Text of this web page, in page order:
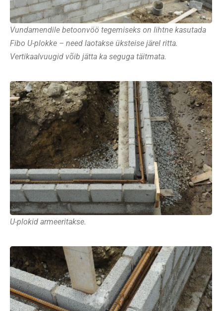
Vundamendile betoonvöö tegemiseks on lihtne kasutada
Fibo U-plokke – need laotakse üksteise järel ritta.
Vertikaalvuugid võib jätta ka seguga täitmata.
U-plokid armeeritakse.